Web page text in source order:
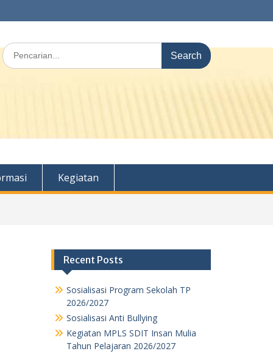
Search
for:
Kegiatan
Recent Posts
Sosialisasi Program Sekolah TP
2026/2027
Sosialisasi Anti Bullying
Kegiatan MPLS SDIT Insan Mulia
Tahun Pelajaran 2026/2027